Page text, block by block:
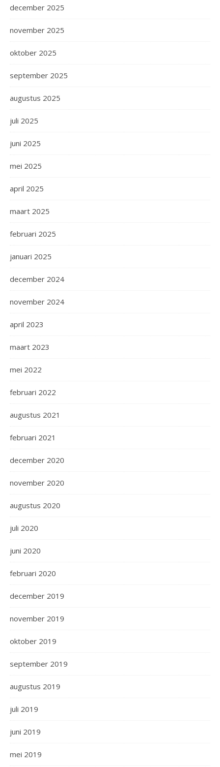
december 2025
november 2025
oktober 2025
september 2025
augustus 2025
juli 2025
juni 2025
mei 2025
april 2025
maart 2025
februari 2025
januari 2025
december 2024
november 2024
april 2023
maart 2023
mei 2022
februari 2022
augustus 2021
februari 2021
december 2020
november 2020
augustus 2020
juli 2020
juni 2020
februari 2020
december 2019
november 2019
oktober 2019
september 2019
augustus 2019
juli 2019
juni 2019
mei 2019